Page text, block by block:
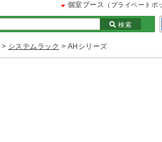
個室ブース （プライベートボ
検索
> システムラック > AHシリーズ